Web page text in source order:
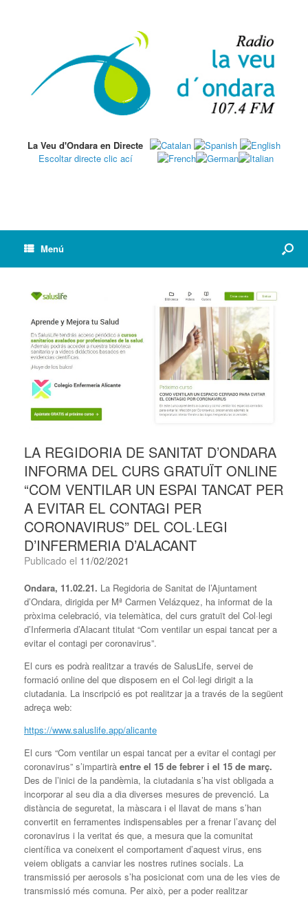
La Veu d'Ondara en Directe
Escoltar directe clic ací
Menú
LA REGIDORIA DE SANITAT D’ONDARA
INFORMA DEL CURS GRATUÏT ONLINE
“COM VENTILAR UN ESPAI TANCAT PER
A EVITAR EL CONTAGI PER
CORONAVIRUS” DEL COL·LEGI
D’INFERMERIA D’ALACANT
Publicado el 11/02/2021
Ondara, 11.02.21. La Regidoria de Sanitat de l’Ajuntament
d’Ondara, dirigida per Mª Carmen Velázquez, ha informat de la
pròxima celebració, via telemàtica, del curs gratuït del Col·legi
d’Infermeria d’Alacant titulat “Com ventilar un espai tancat per a
evitar el contagi per coronavirus”.
El curs es podrà realitzar a través de SalusLife, servei de
formació online del que disposem en el Col·legi dirigit a la
ciutadania. La inscripció es pot realitzar ja a través de la següent
adreça web:
https://www.saluslife.app/alicante
El curs “Com ventilar un espai tancat per a evitar el contagi per
coronavirus” s’impartirà entre el 15 de febrer i el 15 de març.
Des de l’inici de la pandèmia, la ciutadania s’ha vist obligada a
incorporar al seu dia a dia diverses mesures de prevenció. La
distància de seguretat, la màscara i el llavat de mans s’han
convertit en ferramentes indispensables per a frenar l’avanç del
coronavirus i la veritat és que, a mesura que la comunitat
científica va coneixent el comportament d’aquest virus, ens
veiem obligats a canviar les nostres rutines socials. La
transmissió per aerosols s’ha posicionat com una de les vies de
transmissió més comuna. Per això, per a poder realitzar